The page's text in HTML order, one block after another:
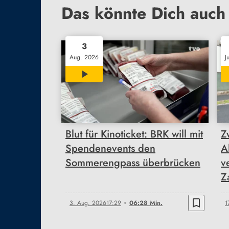
Das könnte Dich
3
Aug. 2026
Blut für Kinoticket: BRK will mit
Spendenevents den
Sommerengpass überbrücken
3. Aug. 202617:29 06:28 Min. bookmark_border